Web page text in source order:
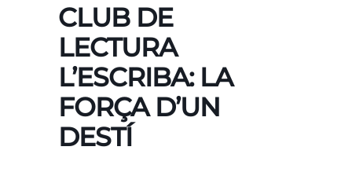
CLUB DE
LECTURA
L’ESCRIBA: LA
FORÇA D’UN
DESTÍ